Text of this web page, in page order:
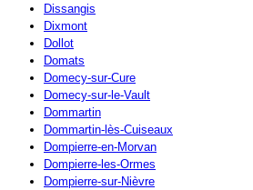
Dissangis
Dixmont
Dollot
Domats
Domecy-sur-Cure
Domecy-sur-le-Vault
Dommartin
Dommartin-lès-Cuiseaux
Dompierre-en-Morvan
Dompierre-les-Ormes
Dompierre-sur-Nièvre